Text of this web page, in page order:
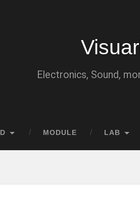
Electronics, Sound,
MODULE LAB